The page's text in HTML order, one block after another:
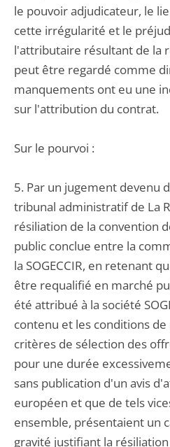
le pouvoir adjudicateur, le
cette irrégularité et le
l'attributaire résultant de la
peut être regardé comme
manquements ont eu une
sur l'attribution du contrat.
Sur le pourvoi :
5. Par un jugement devenu
tribunal administratif de La
résiliation de la convention
public conclue entre la
la SOGECCIR, en retenant
être requalifié en marché
été attribué à la société
contenu et les conditions
critères de sélection des
pour une durée
sans publication d'un avis
européen et que de tels
ensemble, présentaient un
gravité justifiant la